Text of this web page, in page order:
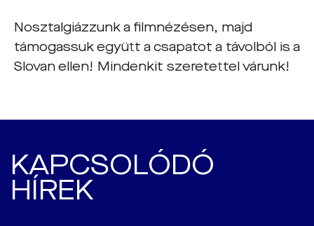
Nosztalgiázzunk a filmnézésen, majd
támogassuk együtt a csapatot a távolból is a
Slovan ellen! Mindenkit szeretettel várunk!
KAPCSOLÓDÓ
HÍREK